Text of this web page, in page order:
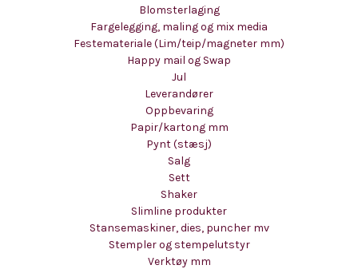
Blomsterlaging
Fargelegging, maling og mix media
Festemateriale (Lim/teip/magneter mm)
Happy mail og Swap
Jul
Leverandører
Oppbevaring
Papir/kartong mm
Pynt (stæsj)
Salg
Sett
Shaker
Slimline produkter
Stansemaskiner, dies, puncher mv
Stempler og stempelutstyr
Verktøy mm